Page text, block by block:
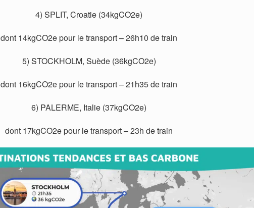
4) SPLIT, Croatie (34kgCO2e)
dont 14kgCO2e pour le transport – 26h10 de train
5) STOCKHOLM, Suède (36kgCO2e)
dont 16kgCO2e pour le transport – 21h35 de train
6) PALERME, Italie (37kgCO2e)
dont 17kgCO2e pour le transport – 23h de train